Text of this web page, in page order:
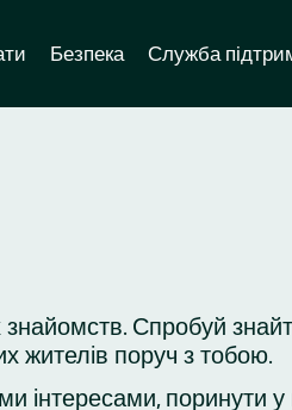
Безпека Служба
Спробуй
жителів поруч з тобою.
інтересами, поринути